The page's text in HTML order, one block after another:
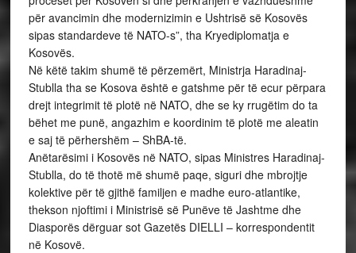
për avancimin dhe modernizimin e Ushtrisë së Kosovës
sipas standardeve të NATO-s”, tha Kryediplomatja e
Kosovës.
Në këtë takim shumë të përzemërt, Ministrja Haradinaj-
Stublla tha se Kosova është e gatshme për të ecur përpara
drejt integrimit të plotë në NATO, dhe se ky rrugëtim do ta
bëhet me punë, angazhim e koordinim të plotë me aleatin
e saj të përhershëm – ShBA-të.
Anëtarësimi i Kosovës në NATO, sipas Ministres Haradinaj-
Stublla, do të thotë më shumë paqe, siguri dhe mbrojtje
kolektive për të gjithë familjen e madhe euro-atlantike,
thekson njoftimi i Ministrisë së Punëve të Jashtme dhe
Diasporës dërguar sot Gazetës DIELLI – korrespondentit
në Kosovë.